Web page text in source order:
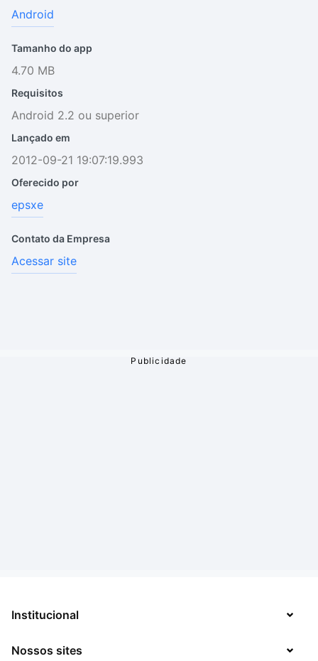
Android
Tamanho do app
4.70 MB
Requisitos
Android 2.2 ou superior
Lançado em
2012-09-21 19:07:19.993
Oferecido por
epsxe
Contato da Empresa
Acessar site
Institucional
Sobre
Nossos sites